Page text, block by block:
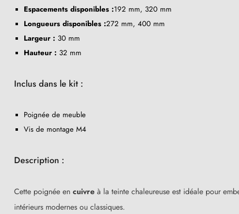
Espacements disponibles :192 mm, 320 mm
Longueurs disponibles :272 mm, 400 mm
Largeur : 30 mm
Hauteur : 32 mm
Inclus dans le kit :
Poignée de meuble
Vis de montage M4
Description :
Cette poignée en cuivre à la teinte chaleureuse est idéale pour
intérieurs modernes ou classiques.